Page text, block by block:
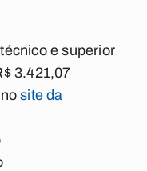
e superior
3.421,07
nosite da